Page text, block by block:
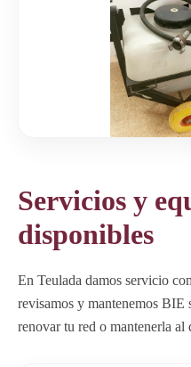
Servicios y
disponibles
En Teulada damos servicio
revisamos y mantenemos BIE
renovar tu red o mantenerla al